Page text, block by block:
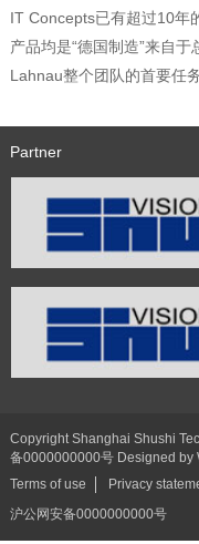
IT Concepts已有超过10年
产品均是“德国制造”来自于
Lahnau整个团队的首要任
Partner
Copyright Shanghai Shushi
备0000000000号Designed by
Terms of use
Privacy
沪公网安备0000000000号